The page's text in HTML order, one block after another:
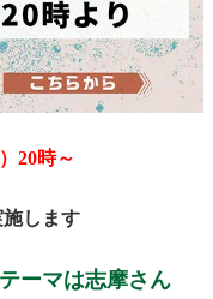
20時～
します
ーマは志摩さん